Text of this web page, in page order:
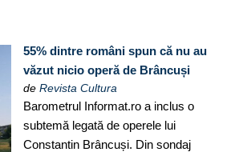
55% dintre români spun că nu au
văzut nicio operă de Brâncuși
deRevista Cultura
Barometrul Informat.ro a inclus o
subtemă legată de operele lui
Constantin Brâncuși. Din sondaj